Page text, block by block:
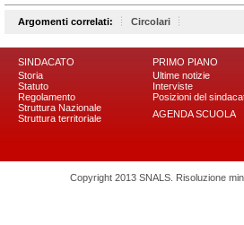
Argomenti correlati: Circolari
SINDACATO
Storia
Statuto
Regolamento
Struttura Nazionale
Struttura territoriale
PRIMO PIANO
Ultime notizie
Interviste
Posizioni del
AGENDA SCUOLA
Copyright 2013 SNALS. Risoluzione